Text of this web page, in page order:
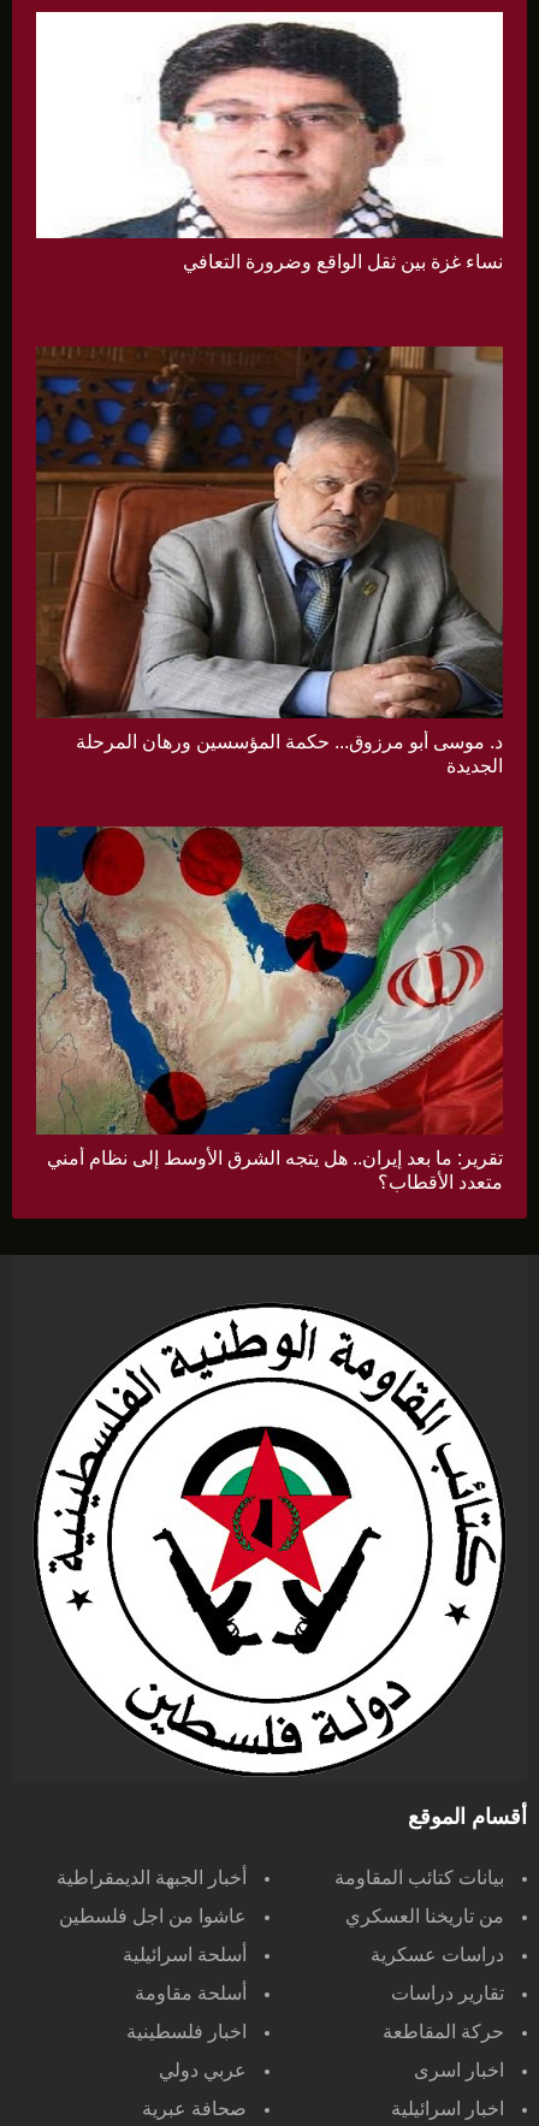
نساء غزة بين ثقل الواقع وضرورة التعافي
د. موسى أبو مرزوق... حكمة المؤسسين ورهان المرحلة
الجديدة
تقرير: ما بعد إيران.. هل يتجه الشرق الأوسط إلى نظام أمني
متعدد الأقطاب؟
أقسام الموقع
بيانات كتائب المقاومة
أخبار الجبهة الديمقراطية
من تاريخنا العسكري
عاشوا من اجل فلسطين
دراسات عسكرية
أسلحة اسرائيلية
تقارير دراسات
أسلحة مقاومة
حركة المقاطعة
اخبار فلسطينية
اخبار اسرى
عربي دولي
اخبار اسرائيلية
صحافة عبرية